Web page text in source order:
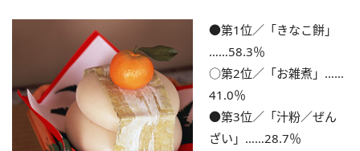
●第1位／「きなこ餅」
……58.3％
○第2位／「お雑煮」……
41.0％
●第3位／「汁粉／ぜん
ざい」……28.7％